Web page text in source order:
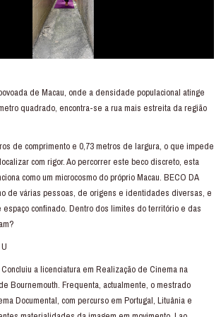
de Macau, onde a densidade populacional atinge
quadrado, encontra-se a rua mais estreita da região
de comprimento e 0,73 metros de largura, o que impede
com rigor. Ao percorrer este beco discreto, esta
como um microcosmo do próprio Macau. BECO DA
de várias pessoas, de origens e identidades diversas, e
confinado. Dentro dos limites do território e das
a licenciatura em Realização de Cinema na
Bournemouth. Frequenta, actualmente, o mestrado
Documental, com percurso em Portugal, Lituânia e